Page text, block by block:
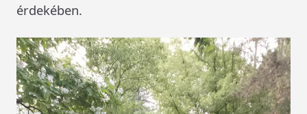
érdekében.